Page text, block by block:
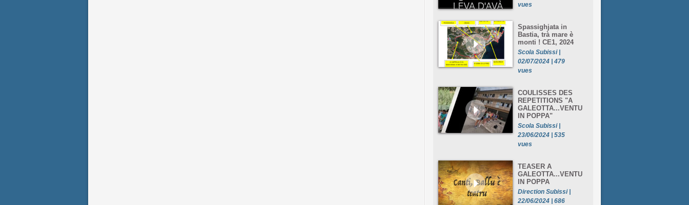
vues
Spassighjata in
Bastia, trà mare è
monti ! CE1, 2024
Scola Subissi |
02/07/2024 | 479
vues
COULISSES DES
REPETITIONS "A
GALEOTTA...VENTU
IN POPPA"
Scola Subissi |
23/06/2024 | 535
vues
TEASER A
GALEOTTA...VENTU
IN POPPA
Direction Subissi |
22/06/2024 | 686